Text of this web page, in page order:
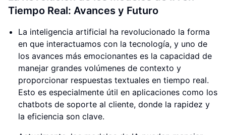
Tiempo Real: Avances y Futuro
La inteligencia artificial ha revolucionado la forma
en que interactuamos con la tecnología, y uno de
los avances más emocionantes es la capacidad de
manejar grandes volúmenes de contexto y
proporcionar respuestas textuales en tiempo real.
Esto es especialmente útil en aplicaciones como los
chatbots de soporte al cliente, donde la rapidez y
la eficiencia son clave.